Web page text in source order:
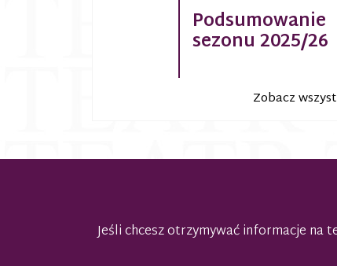
Podsumowanie
sezonu 2025/26
Zobacz
Jeśli chcesz otrzymywać informacje na